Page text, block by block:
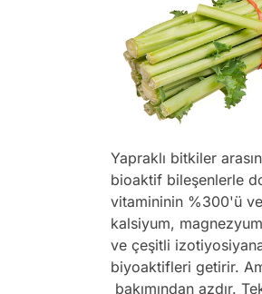
Yapraklı bitkiler
bioaktif bileşenlerle
vitamininin %300'ü
kalsiyum,
ve çeşitli
biyoaktifleri getirir.
bakımından azdır.